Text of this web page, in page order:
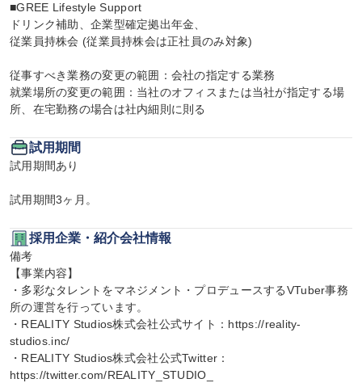
■GREE Lifestyle Support
ドリンク補助、企業型確定拠出年金、
従業員持株会 (従業員持株会は正社員のみ対象)
従事すべき業務の変更の範囲：会社の指定する業務
就業場所の変更の範囲：当社のオフィスまたは当社が指定する場
所、在宅勤務の場合は社内細則に則る
試用期間
試用期間あり
試用期間3ヶ月。
採用企業・紹介会社情報
備考
【事業内容】
・多彩なタレントをマネジメント・プロデュースするVTuber事務
所の運営を行っています。
・REALITY Studios株式会社公式サイト：https://reality-
studios.inc/
・REALITY Studios株式会社公式Twitter：
https://twitter.com/REALITY_STUDIO_